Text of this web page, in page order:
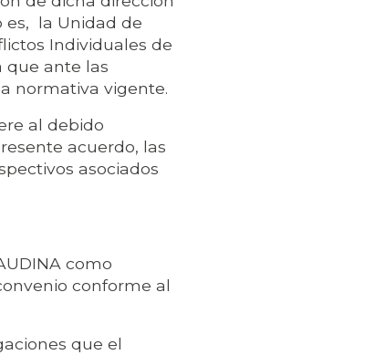
es, la Unidad de
Individuales de
que ante las
normativa vigente.
al debido
acuerdo, las
asociados
como
conforme al
que el